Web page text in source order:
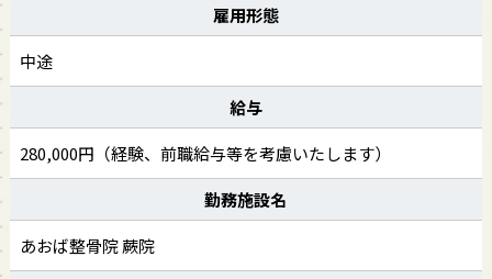
雇用形態
中途
給与
280,000円（経験、前職給与等を考慮いたします）
勤務施設名
あおば整骨院 蕨院